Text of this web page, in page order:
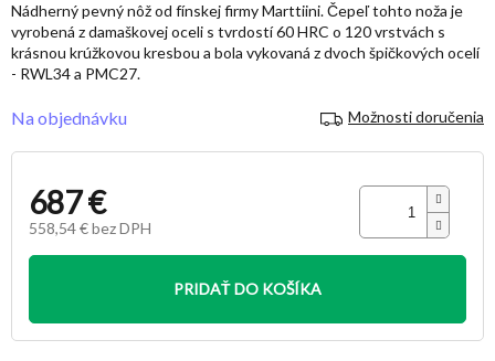
Na objednávku Možnosti doručenia
687 €
558,54 € bez DPH
Jednotková
PRIDAŤ DO KOŠÍKA
Nádherný pevný nôž od fínskej firmy Marttiini. Čepeľ tohto noža je
vyrobená z damaškovej oceli s tvrdostí 60 HRC o 120 vrstvách s
krásnou krúžkovou kresbou a bola vykovaná z dvoch špičkových ocelí
- RWL34 a PMC27.
5
hviezdičiek.